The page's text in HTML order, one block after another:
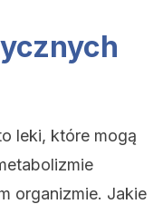
leki, które mogą
organizmie. Jakie